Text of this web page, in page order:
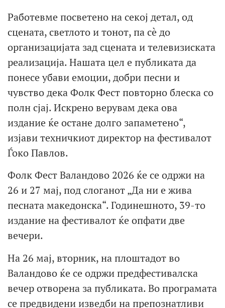
Работевме посветено на секој детал, од
сцената, светлото и тонот, па сè до
организацијата зад сцената и телевизиската
реализација. Нашата цел е публиката да
понесе убави емоции, добри песни и
чувство дека Фолк Фест повторно блеска со
полн сјај. Искрено верувам дека ова
издание ќе остане долго запаметено“,
изјави техничкиот директор на фестивалот
Ѓоко Павлов.
Фолк Фест Валандово 2026 ќе се одржи на
26 и 27 мај, под слоганот „Да ни е жива
песната македонска“. Годинешното, 39-то
издание на фестивалот ќе опфати две
вечери.
На 26 мај, вторник, на плоштадот во
Валандово ќе се одржи предфестивалска
вечер отворена за публиката. Во програмата
се предвидени изведби на препознатливи